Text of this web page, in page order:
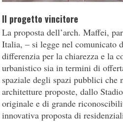
Il progetto vincitore
La proposta dell’arch. Maffei,
Italia, – si legge nel comunicato
differenzia per la chiarezza e la
urbanistico sia in termini di
spaziale degli spazi pubblici che
architetture proposte, dallo
originale e di grande
innovativa proposta di